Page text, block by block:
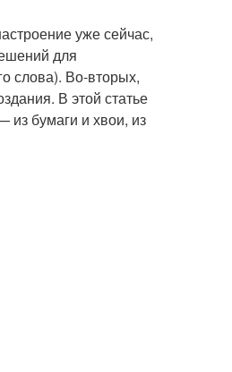
уже сейчас,
для
слова). Во-вторых,
В этой статье
бумаги и хвои, из